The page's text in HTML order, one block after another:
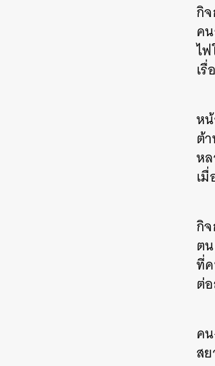
กิ
ค
ไ
เ
ห
ต้
ห
เ
กิ
ต
ที่
ต่
ค
ส